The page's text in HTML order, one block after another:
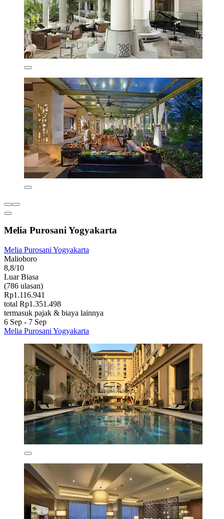
Melia Purosani Yogyakarta
Melia Purosani Yogyakarta
Malioboro
8,8/10
Luar Biasa
(786 ulasan)
Rp1.116.941
total Rp1.351.498
termasuk pajak & biaya lainnya
6 Sep - 7 Sep
Melia Purosani Yogyakarta